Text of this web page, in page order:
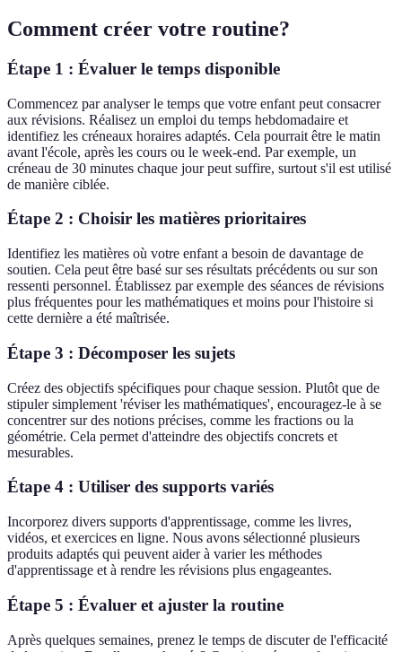
Comment créer votre routine?
Étape 1 : Évaluer le temps disponible
Commencez par analyser le temps que votre enfant peut consacrer
aux révisions. Réalisez un emploi du temps hebdomadaire et
identifiez les créneaux horaires adaptés. Cela pourrait être le matin
avant l'école, après les cours ou le week-end. Par exemple, un
créneau de 30 minutes chaque jour peut suffire, surtout s'il est utilisé
de manière ciblée.
Étape 2 : Choisir les matières prioritaires
Identifiez les matières où votre enfant a besoin de davantage de
soutien. Cela peut être basé sur ses résultats précédents ou sur son
ressenti personnel. Établissez par exemple des séances de révisions
plus fréquentes pour les mathématiques et moins pour l'histoire si
cette dernière a été maîtrisée.
Étape 3 : Décomposer les sujets
Créez des objectifs spécifiques pour chaque session. Plutôt que de
stipuler simplement 'réviser les mathématiques', encouragez-le à se
concentrer sur des notions précises, comme les fractions ou la
géométrie. Cela permet d'atteindre des objectifs concrets et
mesurables.
Étape 4 : Utiliser des supports variés
Incorporez divers supports d'apprentissage, comme les livres,
vidéos, et exercices en ligne. Nous avons sélectionné plusieurs
produits adaptés qui peuvent aider à varier les méthodes
d'apprentissage et à rendre les révisions plus engageantes.
Étape 5 : Évaluer et ajuster la routine
Après quelques semaines, prenez le temps de discuter de l'efficacité